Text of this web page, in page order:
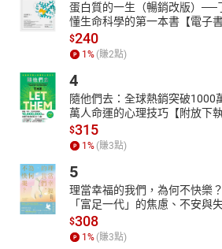
蛋白質的一生（暢銷改版）──
懂生命科學的第一本書【電子書
$240
1 % (賺2點)
4
隨他們去：全球熱銷突破1000
萬人命運的心理技巧【附放下
書】
$315
1 % (賺3點)
5
理當幸福的我們，為何不快樂
「富足一代」的焦慮、不安與
$308
1 % (賺3點)